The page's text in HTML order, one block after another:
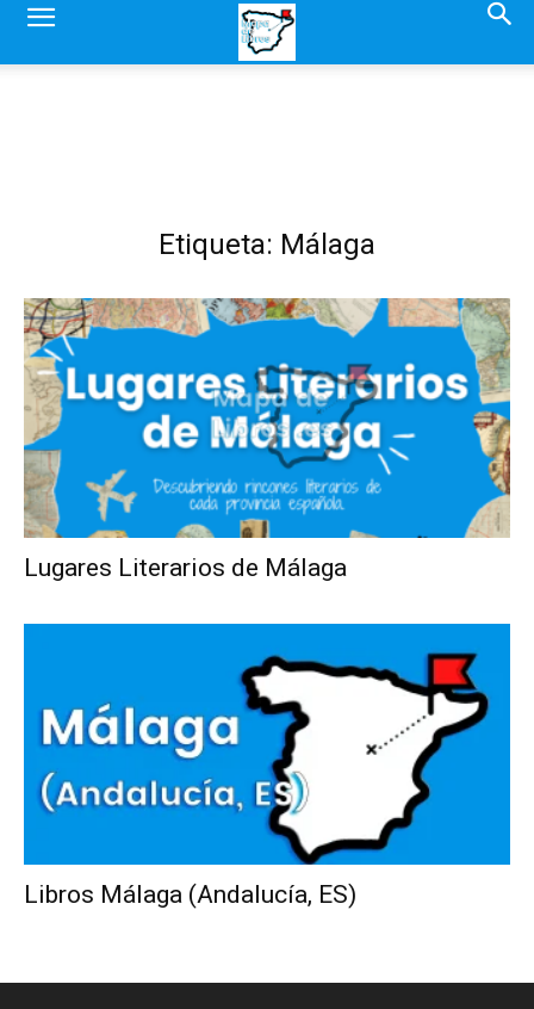
Etiqueta: Málaga
Lugares Literarios de Málaga
Libros Málaga (Andalucía, ES)